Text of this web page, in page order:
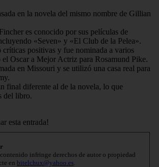
en la novela del mismo nombre de Gillian
es conocido por sus películas de
«Seven» y «El Club de la Pelea».
positivas y fue nominada a varios
Oscar a Mejor Actriz para Rosamund Pike.
en Missouri y se utilizó una casa real para
final diferente al de la novela, lo que
del libro.
esta entrada!
infringe derechos de autor o propiedad
en bitelchux@yahoo.es